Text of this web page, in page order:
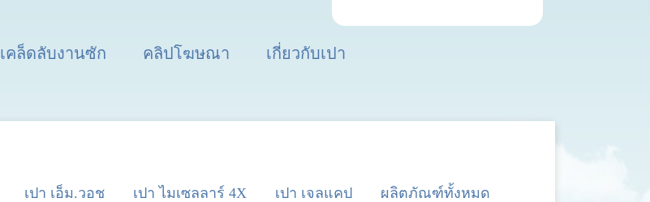
เคล็ดลับงานซัก คลิปโฆษณา เกี่ยวกับเปา
เปา เอ็ม.วอช เปา ไมเซลลาร์ 4X เปา เจลแคป ผลิตภัณฑ์ทั้งหมด